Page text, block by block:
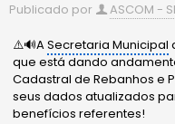
Publicado por ASCOM -
⚠️🔊ASecretaria Municipal
que está dando
Cadastral de Rebanhos e
seus dados atualizados
benefícios referentes!